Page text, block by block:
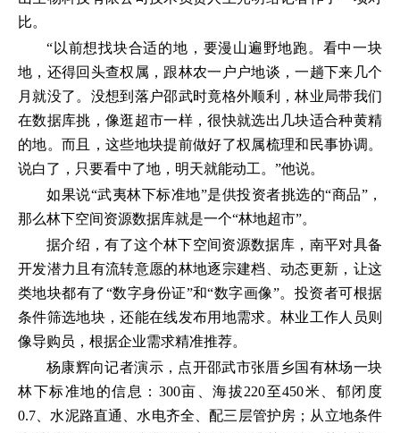
比。
“以前想找块合适的地，要漫山遍野地跑。看中一块
地，还得回头查权属，跟林农一户户地谈，一趟下来几个
月就没了。没想到落户邵武时竟格外顺利，林业局带我们
在数据库挑，像逛超市一样，很快就选出几块适合种黄精
的地。而且，这些地块提前做好了权属梳理和民事协调。
说白了，只要看中了地，明天就能动工。”他说。
如果说“武夷林下标准地”是供投资者挑选的“商品”，
那么林下空间资源数据库就是一个“林地超市”。
据介绍，有了这个林下空间资源数据库，南平对具备
开发潜力且有流转意愿的林地逐宗建档、动态更新，让这
类地块都有了“数字身份证”和“数字画像”。投资者可根据
条件筛选地块，还能在线发布用地需求。林业工作人员则
像导购员，根据企业需求精准推荐。
杨康辉向记者演示，点开邵武市张厝乡国有林场一块
林下标准地的信息：300亩、海拔220至450米、郁闭度
0.7、水泥路直通、水电齐全、配三层管护房；从立地条件